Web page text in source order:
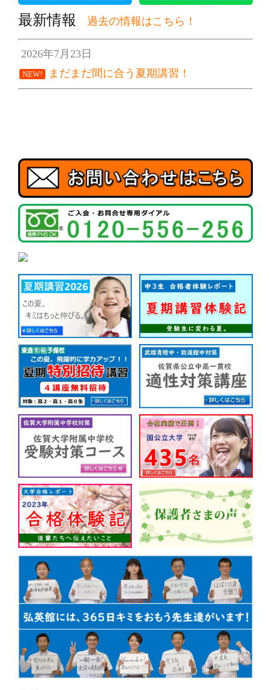
最新情報 過去の情報はこちら！
2026年7月23日
NEW! まだまだ間に合う夏期講習！